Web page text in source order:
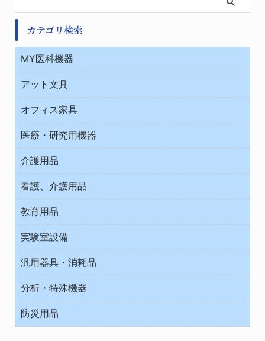
カテゴリ検索
MY医科機器
診察・診断
与薬・調剤薬局
アット文具
ＯＡ・パソコン用品
オフィス家具
オフィス作業用品
医療・研究用機器
ウエアー
チューブコネクタ素材
テープ・ラベル・紙製
デシケーター類
ベット周辺
ベンチ無菌ドラフト
院内感染防止、空気清浄器類
運搬
温度・湿度管理機器
加圧・減圧・油ポンプ
介護用品
介護・リハビリ
看護、介護用品
院内感染防止、空気清浄器類
救急
健康機器・用品
事務・受付
処置・手術
中材・滅菌・洗浄
教育用品
ノート・紙製品
実験室設備
コンテナー保温容器
工具類
事務用品・ＯＡデスク
清掃用品
汎用器具・消耗品
テープ・ラベル・紙製
金属・樹脂実験必需２
樹脂容器各種
分析・特殊機器
検査用品
防災用品